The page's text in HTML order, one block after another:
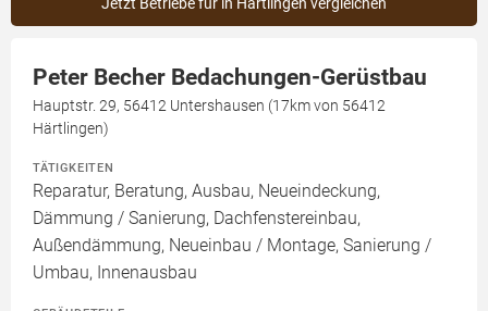
Peter Becher Bedachungen-Gerüstbau
Hauptstr. 29, 56412 Untershausen (17km von 56412
Härtlingen)
TÄTIGKEITEN
Reparatur, Beratung, Ausbau, Neueindeckung,
Dämmung / Sanierung, Dachfenstereinbau,
Außendämmung, Neueinbau / Montage, Sanierung /
Umbau, Innenausbau